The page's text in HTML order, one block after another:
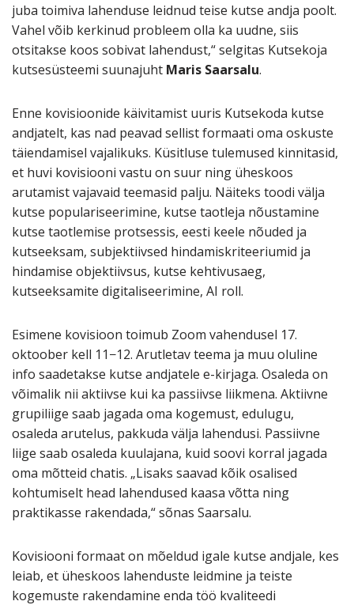
juba toimiva lahenduse leidnud teise kutse andja poolt.
Vahel võib kerkinud probleem olla ka uudne, siis
otsitakse koos sobivat lahendust,“ selgitas Kutsekoja
kutsesüsteemi suunajuht Maris Saarsalu.
Enne kovisioonide käivitamist uuris Kutsekoda kutse
andjatelt, kas nad peavad sellist formaati oma oskuste
täiendamisel vajalikuks. Küsitluse tulemused kinnitasid,
et huvi kovisiooni vastu on suur ning üheskoos
arutamist vajavaid teemasid palju. Näiteks toodi välja
kutse populariseerimine, kutse taotleja nõustamine
kutse taotlemise protsessis, eesti keele nõuded ja
kutseeksam, subjektiivsed hindamiskriteeriumid ja
hindamise objektiivsus, kutse kehtivusaeg,
kutseeksamite digitaliseerimine, AI roll.
Esimene kovisioon toimub Zoom vahendusel 17.
oktoober kell 11−12. Arutletav teema ja muu oluline
info saadetakse kutse andjatele e-kirjaga. Osaleda on
võimalik nii aktiivse kui ka passiivse liikmena. Aktiivne
grupiliige saab jagada oma kogemust, edulugu,
osaleda arutelus, pakkuda välja lahendusi. Passiivne
liige saab osaleda kuulajana, kuid soovi korral jagada
oma mõtteid chatis. „Lisaks saavad kõik osalised
kohtumiselt head lahendused kaasa võtta ning
praktikasse rakendada,“ sõnas Saarsalu.
Kovisiooni formaat on mõeldud igale kutse andjale, kes
leiab, et üheskoos lahenduste leidmine ja teiste
kogemuste rakendamine enda töö kvaliteedi